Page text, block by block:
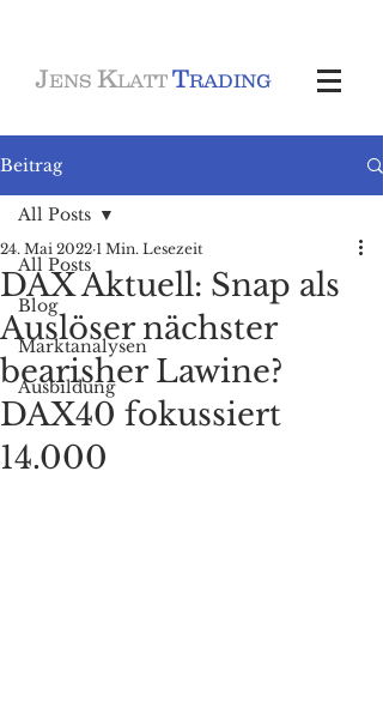
JENS KLATT TRADING
Beitrag
All Posts
Blog
Marktanalysen
Ausbildung
All Posts
DAX Aktuell: Snap als
Auslöser nächster
bearisher Lawine?
DAX40 fokussiert
14.000
24. Mai 2022 1 Min. Lesezeit